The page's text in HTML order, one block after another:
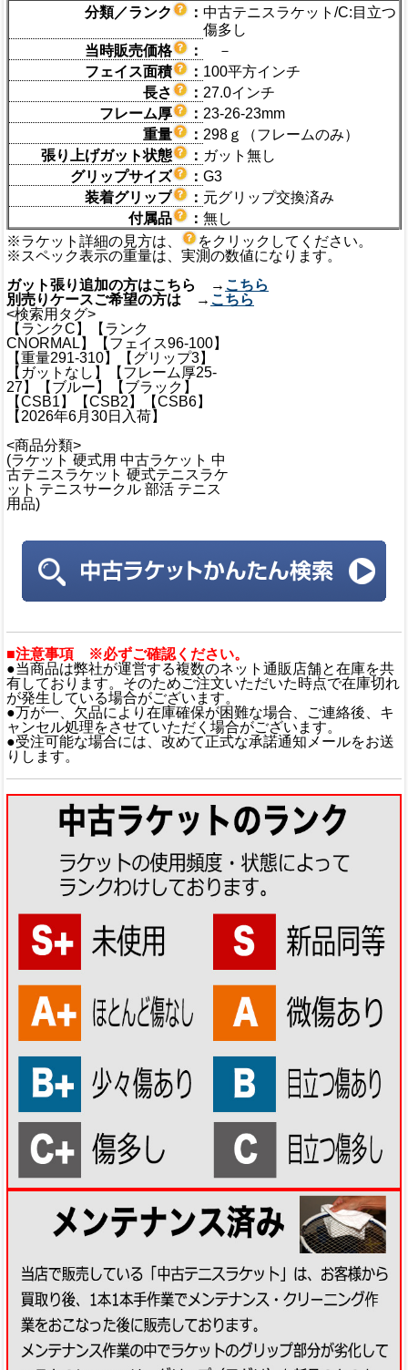
分類／ランク
： 中古テニスラケット/C:目立つ
傷多し
当時販売価格
：
－
フェイス面積
： 100平方インチ
長さ
： 27.0インチ
フレーム厚
： 23-26-23mm
重量
： 298ｇ（フレームのみ）
張り上げガット状態
： ガット無し
グリップサイズ
： G3
装着グリップ
： 元グリップ交換済み
付属品
： 無し
※ラケット詳細の見方は、
をクリックしてください。
※スペック表示の重量は、実測の数値になります。
ガット張り追加の方はこちら → こちら
別売りケースご希望の方は → こちら
<検索用タグ>
【ランクC】【ランク
CNORMAL】【フェイス96-100】
【重量291-310】【グリップ3】
【ガットなし】【フレーム厚25-
27】【ブルー】【ブラック】
【CSB1】【CSB2】【CSB6】
【2026年6月30日入荷】
<商品分類>
(ラケット 硬式用 中古ラケット 中
古テニスラケット 硬式テニスラケ
ット テニスサークル 部活 テニス
用品)
■注意事項 ※必ずご確認ください。
●当商品は弊社が運営する複数のネット通販店舗と在庫を共
有しております。そのためご注文いただいた時点で在庫切れ
が発生している場合がございます。
●万が一、欠品により在庫確保が困難な場合、ご連絡後、キ
ャンセル処理をさせていただく場合がございます。
●受注可能な場合には、改めて正式な承諾通知メールをお送
りします。